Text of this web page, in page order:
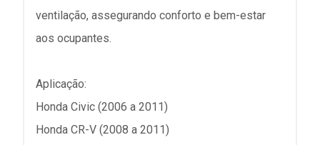
ventilação, assegurando conforto e bem-estar
aos ocupantes.
Aplicação:
Honda Civic (2006 a 2011)
Honda CR-V (2008 a 2011)